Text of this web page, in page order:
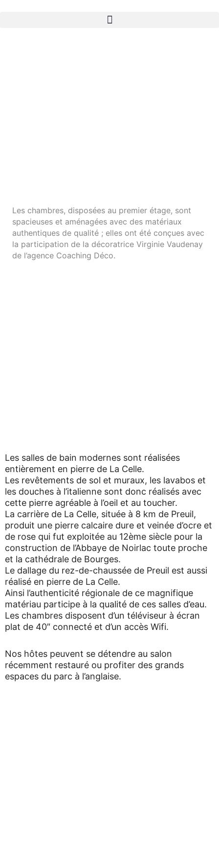
Les chambres, disposées au premier étage, sont
spacieuses et aménagées avec des matériaux
authentiques de qualité ; elles ont été conçues avec
la participation de la décoratrice Virginie Vaudenay
de l’agence Coaching Déco.
Les salles de bain modernes sont réalisées
entièrement en pierre de La Celle.
Les revêtements de sol et muraux, les lavabos et
les douches à l’italienne sont donc réalisés avec
cette pierre agréable à l’oeil et au toucher.
La carrière de La Celle, située à 8 km de Preuil,
produit une pierre calcaire dure et veinée d’ocre et
de rose qui fut exploitée au 12ème siècle pour la
construction de l’Abbaye de Noirlac toute proche
et la cathédrale de Bourges.
Le dallage du rez-de-chaussée de Preuil est aussi
réalisé en pierre de La Celle.
Ainsi l’authenticité régionale de ce magnifique
matériau participe à la qualité de ces salles d’eau.
Les chambres disposent d’un téléviseur à écran
plat de 40″ connecté et d’un accès Wifi.
Nos hôtes peuvent se détendre au salon
récemment restauré ou profiter des grands
espaces du parc à l’anglaise.